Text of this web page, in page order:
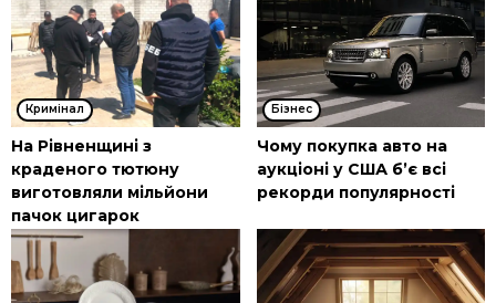
Кримінал
На Рівненщині з
краденого тютюну
виготовляли мільйони
пачок цигарок
Бізнес
Чому покупка авто на
аукціоні у США б’є всі
рекорди популярності